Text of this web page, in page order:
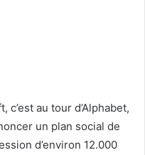
au tour d’Alphabet,
un plan social de
d’environ 12.000